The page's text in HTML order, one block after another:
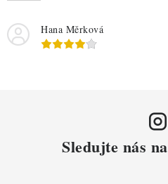
Hana Měrková
Sledujte nás